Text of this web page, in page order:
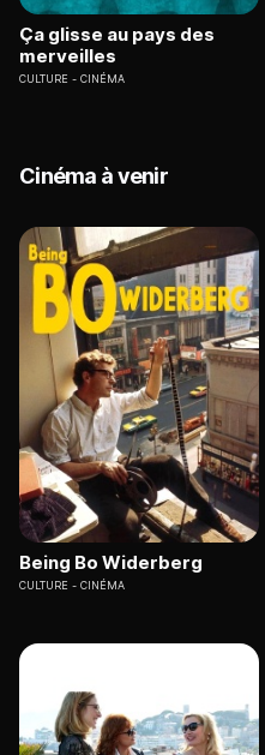
Ça glisse au pays des
merveilles
CULTURE CINÉMA
Cinéma à venir
Being Bo Widerberg
CULTURE CINÉMA